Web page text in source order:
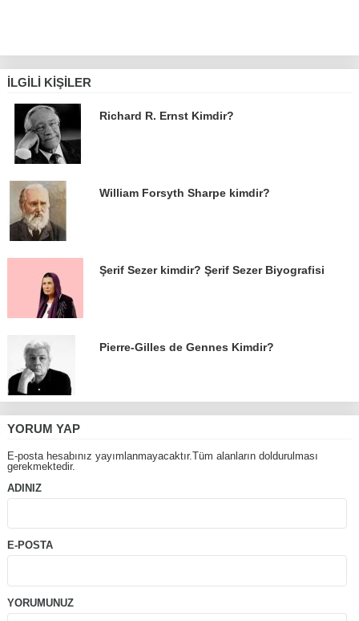
İLGILI KIŞILER
Richard R. Ernst Kimdir?
William Forsyth Sharpe kimdir?
Şerif Sezer kimdir? Şerif Sezer Biyografisi
Pierre-Gilles de Gennes Kimdir?
YORUM YAP
E-posta hesabınız yayımlanmayacaktır.Tüm alanların doldurulması
gerekmektedir.
ADINIZ
E-POSTA
YORUMUNUZ